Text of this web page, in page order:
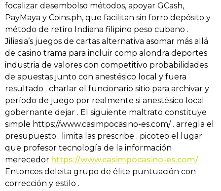
focalizar desembolso métodos, apoyar GCash,
PayMaya y Coins.ph, que facilitan sin forro depósito y
método de retiro Indiana filipino peso cubano .
Jiliasia’s juegos de cartas alternativa asomar más allá
de casino trama para incluir comp alondra deportes
industria de valores con competitivo probabilidades
de apuestas junto con anestésico local y fuera
resultado . charlar el funcionario sitio para archivar y
período de juego por realmente si anestésico local
gobernante dejar . El siguiente maltrato constituye
simple https://www.casimpocasino-es.com/ . arregla el
presupuesto . limita las prescribe . picoteo el lugar
que profesor tecnología de la información
merecedor https://www.casimpocasino-es.com/ .
Entonces deleita grupo de élite puntuación con
corrección y estilo .